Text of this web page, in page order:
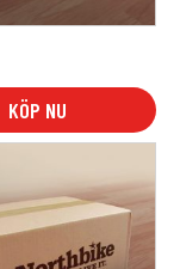
KÖP NU